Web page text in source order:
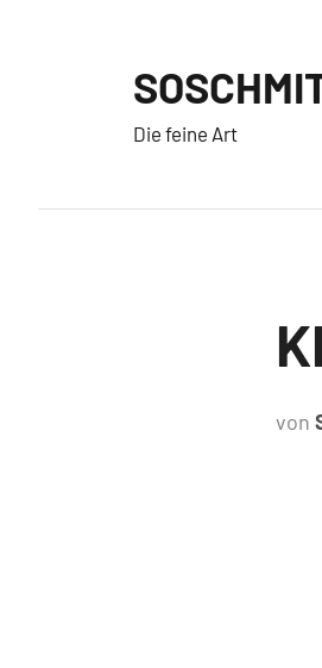
Die feine Art
von